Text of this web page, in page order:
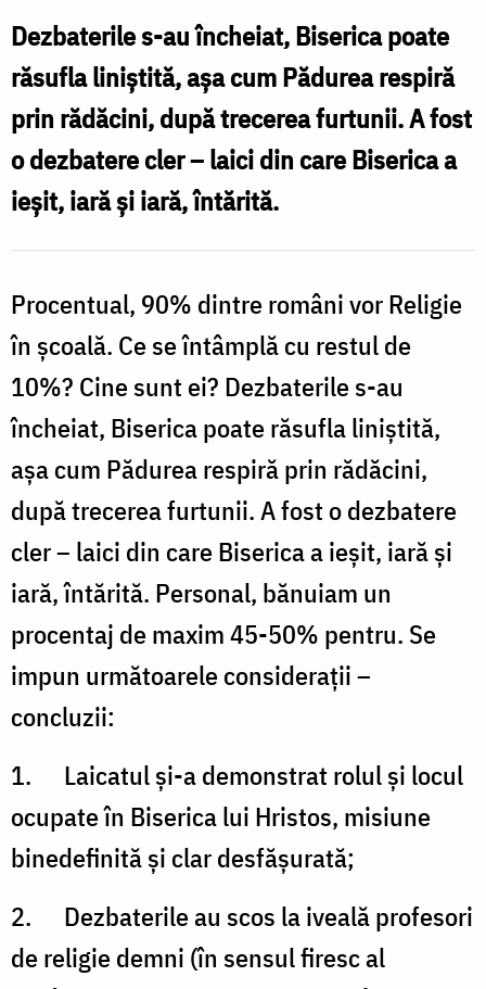
religie
în
şapte
concluzii
Dezbaterile s-au încheiat, Biserica poate
răsufla liniştită, aşa cum Pădurea respiră
prin rădăcini, după trecerea furtunii. A fost
o dezbatere cler – laici din care Biserica a
ieşit, iară şi iară, întărită.
Procentual, 90% dintre români vor Religie
în şcoală. Ce se întâmplă cu restul de
10%? Cine sunt ei? Dezbaterile s-au
încheiat, Biserica poate răsufla liniştită,
aşa cum Pădurea respiră prin rădăcini,
după trecerea furtunii. A fost o dezbatere
cler – laici din care Biserica a ieşit, iară şi
iară, întărită. Personal, bănuiam un
procentaj de maxim 45-50% pentru. Se
impun următoarele consideraţii –
concluzii:
1. Laicatul şi-a demonstrat rolul şi locul
ocupate în Biserica lui Hristos, misiune
binedefinită şi clar desfăşurată;
2. Dezbaterile au scos la iveală profesori
de religie demni (în sensul firesc al